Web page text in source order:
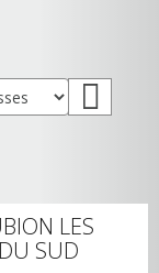
LES
SUD